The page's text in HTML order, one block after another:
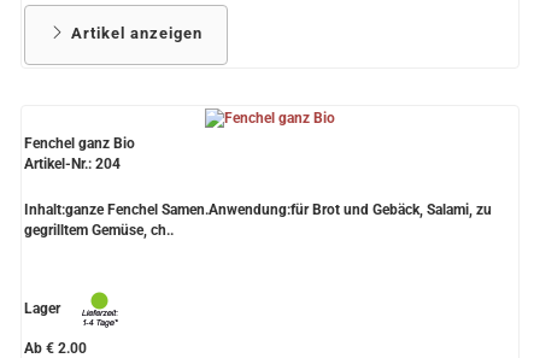
Artikel anzeigen
Fenchel ganz Bio
Artikel-Nr.: 204
Inhalt:ganze Fenchel Samen.Anwendung:für Brot und Gebäck, Salami, zu
gegrilltem Gemüse, ch..
Lager
Ab € 2.00